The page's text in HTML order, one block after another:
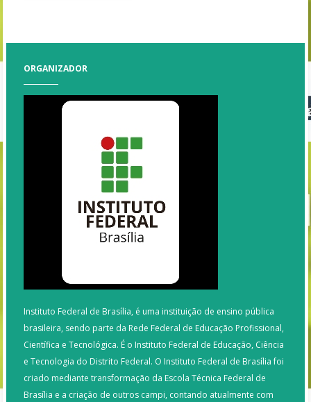
ORGANIZADOR
Instituto Federal de Brasília, é uma instituição de ensino pública
brasileira, sendo parte da Rede Federal de Educação Profissional,
Científica e Tecnológica. É o Instituto Federal de Educação, Ciência
e Tecnologia do Distrito Federal. O Instituto Federal de Brasília foi
criado mediante transformação da Escola Técnica Federal de
Brasília e a criação de outros campi, contando atualmente com